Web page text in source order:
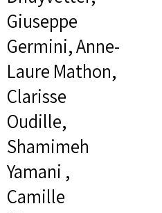
Giuseppe
Germini, Anne-
Laure Mathon,
Clarisse
Oudille,
Shamimeh
Yamani ,
Camille